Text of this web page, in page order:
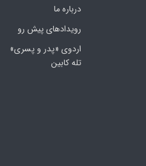
درباره ما
رویدادهای پیش رو
اردوی «پدر و پسری»
تله کابین